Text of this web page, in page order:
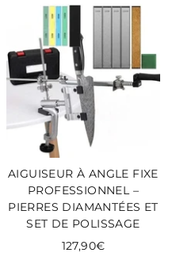
AIGUISEUR À ANGLE FIXE
PROFESSIONNEL –
PIERRES DIAMANTÉES ET
SET DE POLISSAGE
127,90€